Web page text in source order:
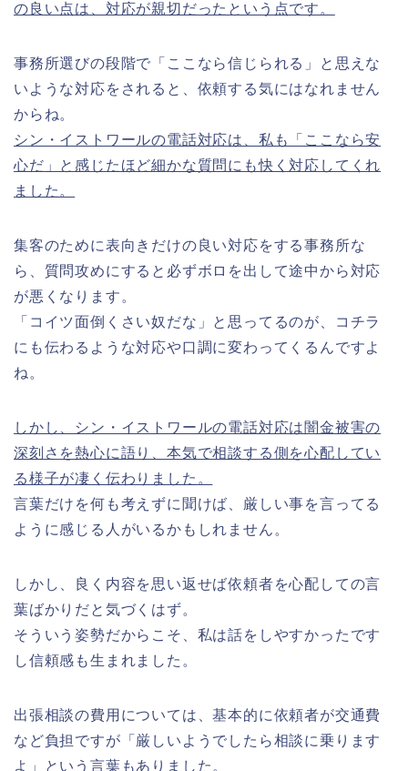
の良い点は、対応が親切だったという点です。
事務所選びの段階で「ここなら信じられる」と思えな
いような対応をされると、依頼する気にはなれません
からね。
シン・イストワールの電話対応は、私も「ここなら安
心だ」と感じたほど細かな質問にも快く対応してくれ
ました。
集客のために表向きだけの良い対応をする事務所な
ら、質問攻めにすると必ずボロを出して途中から対応
が悪くなります。
「コイツ面倒くさい奴だな」と思ってるのが、コチラ
にも伝わるような対応や口調に変わってくるんですよ
ね。
しかし、シン・イストワールの電話対応は闇金被害の
深刻さを熱心に語り、本気で相談する側を心配してい
る様子が凄く伝わりました。
言葉だけを何も考えずに聞けば、厳しい事を言ってる
ように感じる人がいるかもしれません。
しかし、良く内容を思い返せば依頼者を心配しての言
葉ばかりだと気づくはず。
そういう姿勢だからこそ、私は話をしやすかったです
し信頼感も生まれました。
出張相談の費用については、基本的に依頼者が交通費
など負担ですが「厳しいようでしたら相談に乗ります
よ」という言葉もありました。